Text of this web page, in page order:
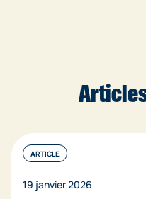
ARTICLE
19 janvier 2026